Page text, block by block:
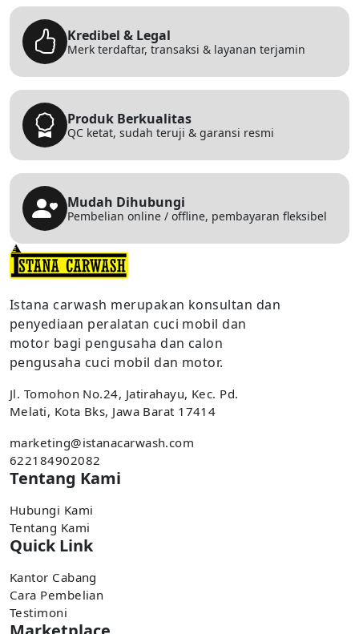
Kredibel & Legal
Merk terdaftar, transaksi & layanan terjamin
Produk Berkualitas
QC ketat, sudah teruji & garansi resmi
Mudah Dihubungi
Pembelian online / offline, pembayaran fleksibel
Istana carwash merupakan konsultan dan
penyediaan peralatan cuci mobil dan
motor bagi pengusaha dan calon
pengusaha cuci mobil dan motor.
Jl. Tomohon No.24, Jatirahayu, Kec. Pd.
Melati, Kota Bks, Jawa Barat 17414
marketing@istanacarwash.com
622184902082
Tentang Kami
Hubungi Kami
Tentang Kami
Quick Link
Kantor Cabang
Cara Pembelian
Testimoni